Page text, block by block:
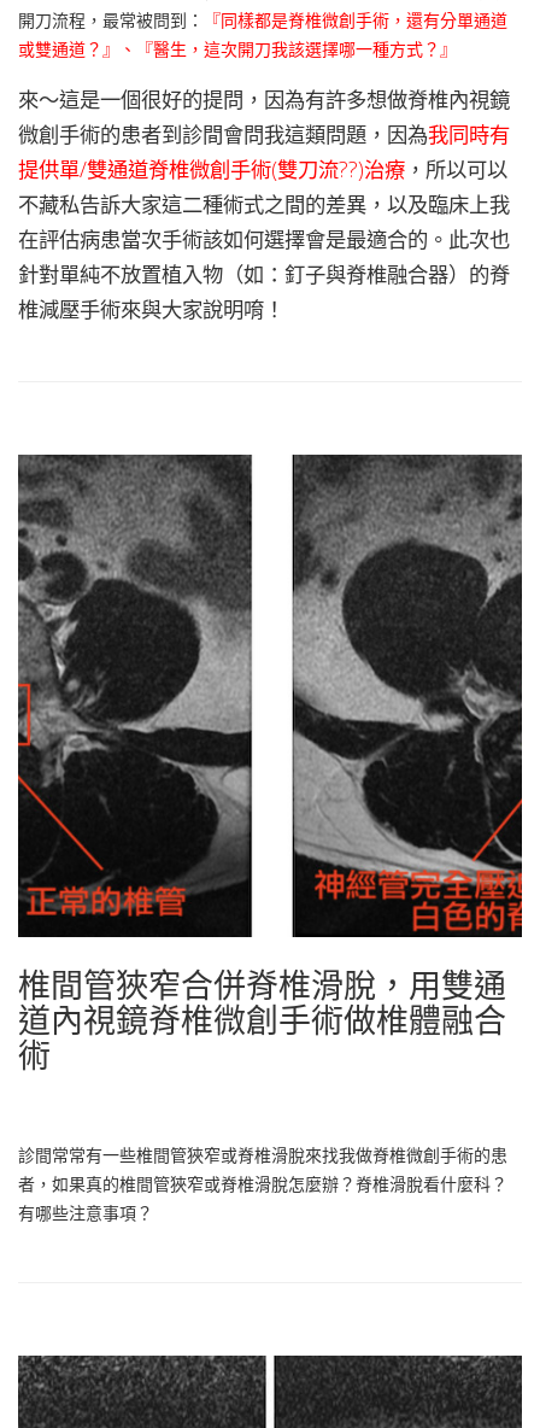
開刀流程，最常被問到：
『同樣都是脊椎微創手術，還有分單通道
或雙通道？』、『醫生，這次開刀我該選擇哪一種方式？』
來～這是一個很好的提問，因為有許多想做脊椎內視鏡
微創手術的患者到診間會問我這類問題，因為我同時有
提供單/雙通道脊椎微創手術(雙刀流??)治療 ，所以可以
不藏私告訴大家這二種術式之間的差異，以及臨床上我
在評估病患當次手術該如何選擇會是最適合的。此次也
針對單純不放置植入物（如：釘子與脊椎融合器）的脊
椎減壓手術來與大家說明唷！
椎間管狹窄合併脊椎滑脫，用雙通
道內視鏡脊椎微創手術做椎體融合
術
診間常常有一些椎間管狹窄或脊椎滑脫來找我做脊椎微創手術的患
者，如果真的椎間管狹窄或脊椎滑脫怎麼辦？脊椎滑脫看什麼科？
有哪些注意事項？